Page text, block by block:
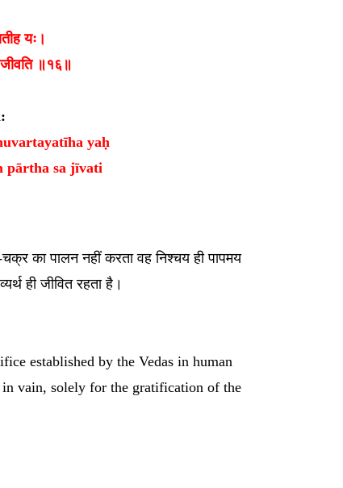
यः।
जीवति ॥१६॥
yaḥ
pārtha sa jīvati
चक्र का पालन नहीं करता वह निश्चय ही पापमय
ही जीवित रहता है।
established by the Vedas in human
vain, solely for the gratification of the